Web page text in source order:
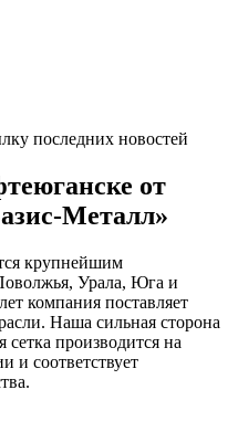
последних новостей
от
Металл»
крупнейшим
Урала, Юга и
компания поставляет
Наша сильная сторона
сетка производится на
и соответствует